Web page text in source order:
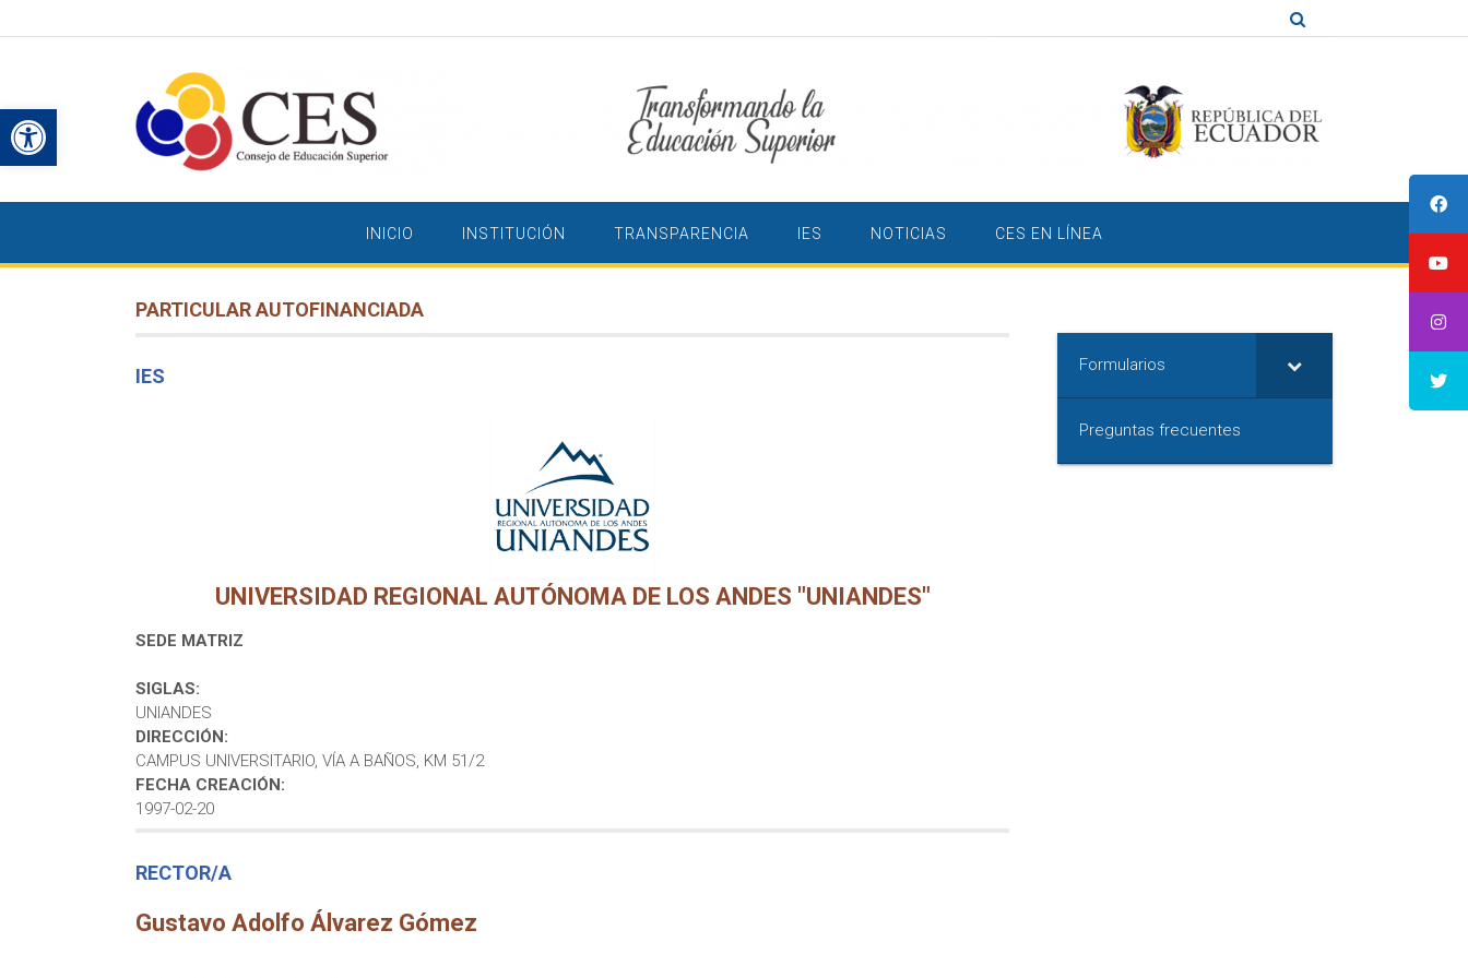
Abrir barra de herramientas
al
INICIO INSTITUCIÓN TRANSPARENCIA IES NOTICIAS CES EN LÍNEA
PARTICULAR AUTOFINANCIADA
IES
UNIVERSIDAD REGIONAL AUTÓNOMA DE LOS ANDES "UNIANDES"
SEDE MATRIZ
SIGLAS:
UNIANDES
DIRECCIÓN:
CAMPUS UNIVERSITARIO, VÍA A BAÑOS, KM 51/2
FECHA CREACIÓN:
1997-02-20
RECTOR/A
Gustavo Adolfo Álvarez Gómez
Formularios
Preguntas frecuentes